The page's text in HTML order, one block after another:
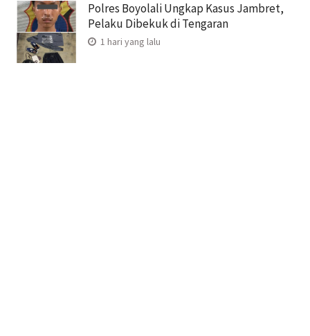
Polres Boyolali Ungkap Kasus Jambret,
Pelaku Dibekuk di Tengaran
1 hari yang lalu